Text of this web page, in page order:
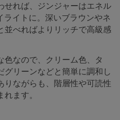
せれば、ジンジャーはエネル
ライトに。深いブラウンやネ
並べればよりリッチで高級感
色なので、クリーム色、タ
グリーンなどと簡単に調和し
りながらも、階層性や可読性
ます。